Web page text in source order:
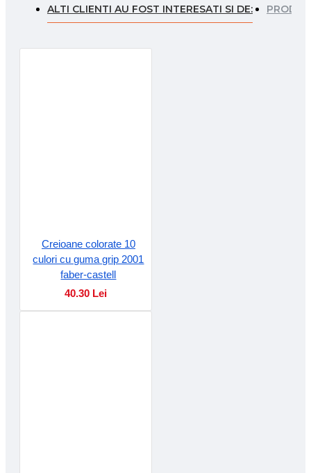
ALTI CLIENTI AU FOST INTERESATI SI DE:
Creioane colorate 10
culori cu guma grip 2001
faber-castell
40.30 Lei